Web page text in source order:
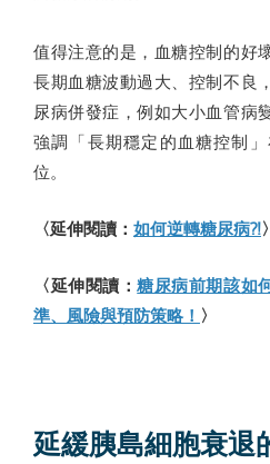
值得注意的是，血糖控制的好
長期血糖波動過大、控制不良
尿病併發症，例如大小血管病
強調「長期穩定的血糖控制
位。
〈延伸閱讀： 如何逆轉糖尿病?!〉
〈延伸閱讀：糖尿病前期該如
準、風險與預防策略！ 〉
延緩胰島細胞衰退